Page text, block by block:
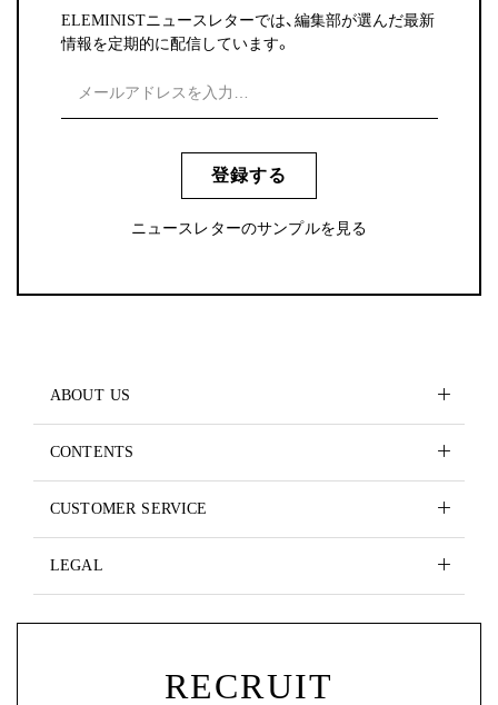
ELEMINISTニュースレターでは、編集部が選んだ最新
情報を定期的に配信しています。
登録する
ニュースレターのサンプルを見る
ABOUT US
CONTENTS
CUSTOMER SERVICE
LEGAL
RECRUIT